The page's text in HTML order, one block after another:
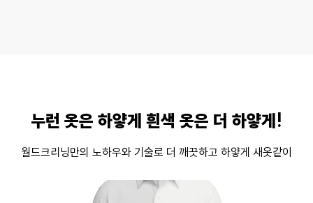
누런 옷은 하얗게 흰색 옷은 더 하얗게!
월드크리닝만의 노하우와 기술로 더 깨끗하고 하얗게 새옷같이